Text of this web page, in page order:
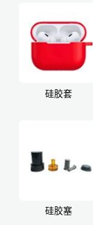
硅胶套
硅胶塞